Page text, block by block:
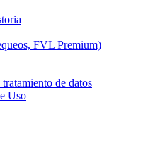
FVL Premium)
de datos
Uso